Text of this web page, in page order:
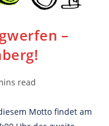
–
read
Motto findet am